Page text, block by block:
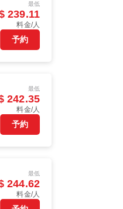
最低
239.11
料金/人
予約
最低
242.35
料金/人
予約
最低
244.62
料金/人